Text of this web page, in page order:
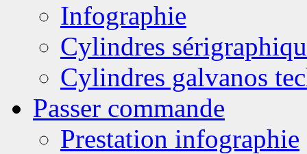
Infographie
Cylindres
Cylindres galvanos
Passer commande
Prestation infographie